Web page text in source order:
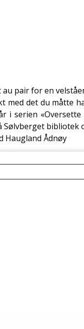
pair for en
det du måtte
serien
Haugland Ådnøy